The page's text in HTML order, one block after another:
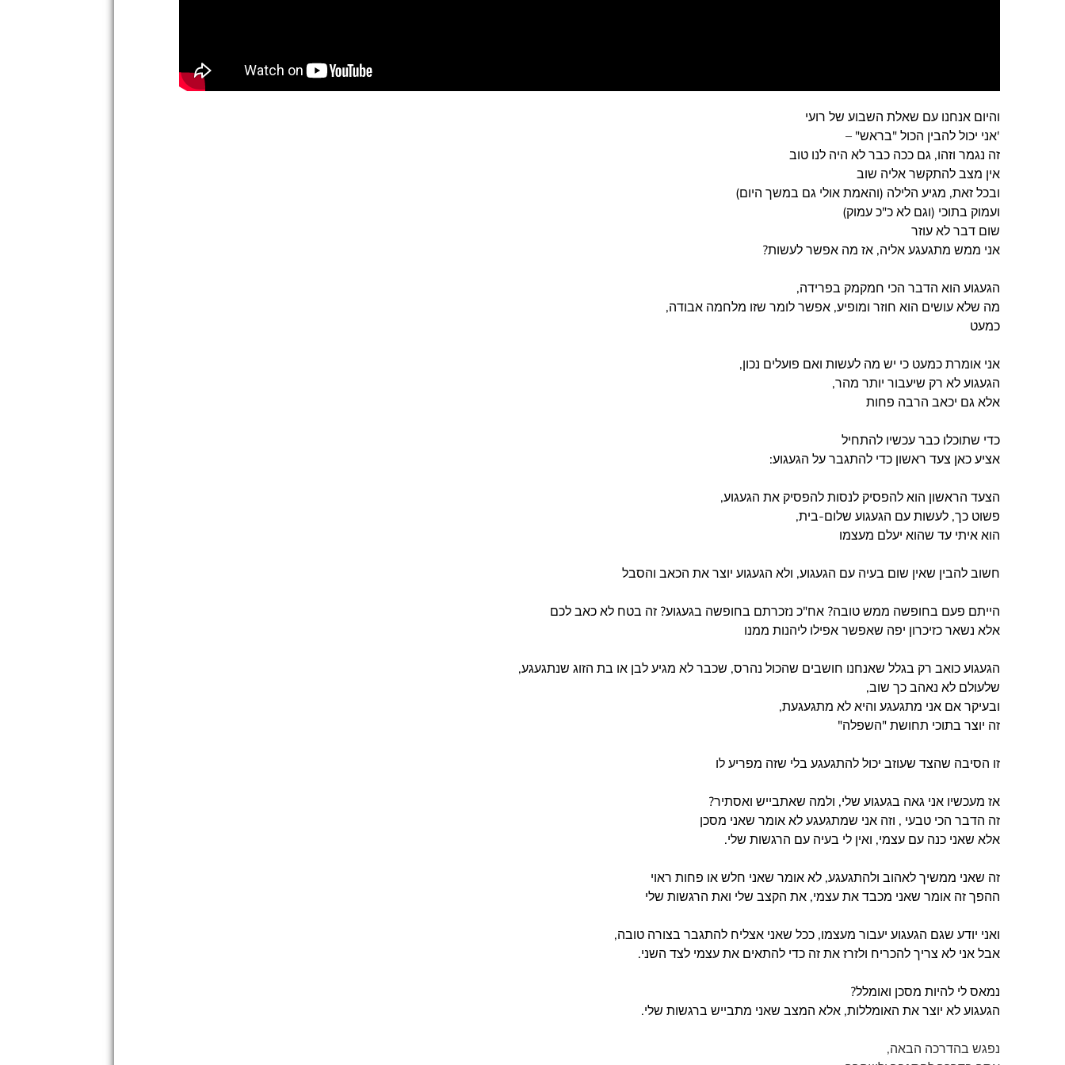
והיום אנחנו עם שאלת השבוע של רועי
'אני יכול להבין הכול "בראש" –
זה נגמר וזהו, גם ככה כבר לא היה לנו טוב
אין מצב להתקשר אליה שוב
ובכל זאת, מגיע הלילה (והאמת אולי גם במשך היום)
ועמוק בתוכי (וגם לא כ"כ עמוק)
שום דבר לא עוזר
אני ממש מתגעגע אליה, אז מה אפשר לעשות?
הגעגוע הוא הדבר הכי חמקמק בפרידה,
מה שלא עושים הוא חוזר ומופיע, אפשר לומר שזו מלחמה אבודה,
כמעט
אני אומרת כמעט כי יש מה לעשות ואם פועלים נכון,
הגעגוע לא רק שיעבור יותר מהר,
אלא גם יכאב הרבה פחות
כדי שתוכלו כבר עכשיו להתחיל
אציע כאן צעד ראשון כדי להתגבר על הגעגוע:
הצעד הראשון הוא להפסיק לנסות להפסיק את הגעגוע,
פשוט כך, לעשות עם הגעגוע שלום-בית,
הוא איתי עד שהוא יעלם מעצמו
חשוב להבין שאין שום בעיה עם הגעגוע, ולא הגעגוע יוצר את הכאב והסבל
הייתם פעם בחופשה ממש טובה? אח"כ נזכרתם בחופשה בגעגוע? זה בטח לא כאב לכם
אלא נשאר כזיכרון יפה שאפשר אפילו ליהנות ממנו
הגעגוע כואב רק בגלל שאנחנו חושבים שהכול נהרס, שכבר לא מגיע לבן או בת הזוג שנתגעגע,
שלעולם לא נאהב כך שוב,
ובעיקר אם אני מתגעגע והיא לא מתגעגעת,
זה יוצר בתוכי תחושת "השפלה"
זו הסיבה שהצד שעוזב יכול להתגעגע בלי שזה מפריע לו
אז מעכשיו אני גאה בגעגוע שלי, ולמה שאתבייש ואסתיר?
זה הדבר הכי טבעי , וזה אני שמתגעגע לא אומר שאני מסכן
אלא שאני כנה עם עצמי, ואין לי בעיה עם הרגשות שלי.
זה שאני ממשיך לאהוב ולהתגעגע, לא אומר שאני חלש או פחות ראוי
ההפך זה אומר שאני מכבד את עצמי, את הקצב שלי ואת הרגשות שלי
ואני יודע שגם הגעגוע יעבור מעצמו, ככל שאני אצליח להתגבר בצורה טובה,
אבל אני לא צריך להכריח ולזרז את זה כדי להתאים את עצמי לצד השני.
נמאס לי להיות מסכן ואומלל?
הגעגוע לא יוצר את האומללות, אלא המצב שאני מתבייש ברגשות שלי.
נפגש בהדרכה הבאה,